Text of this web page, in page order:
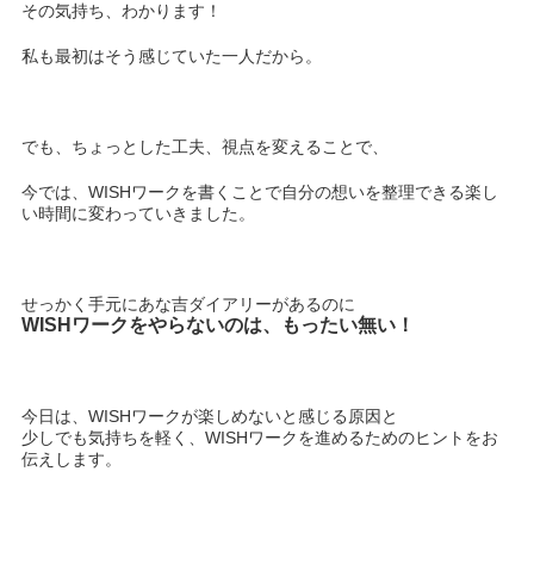
その気持ち、わかります！
私も最初はそう感じていた一人だから。
でも、ちょっとした工夫、視点を変えることで、
今では、WISHワークを書くことで自分の想いを整理できる楽し
い時間に変わっていきました。
せっかく手元にあな吉ダイアリーがあるのに
WISHワークをやらないのは、もったい無い！
今日は、WISHワークが楽しめないと感じる原因と
少しでも気持ちを軽く、WISHワークを進めるためのヒントをお
伝えします。